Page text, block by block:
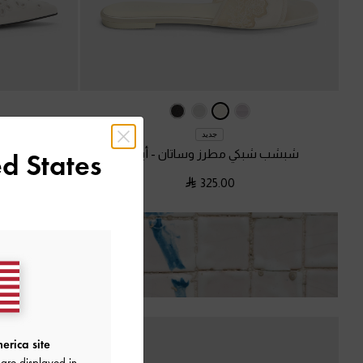
جديد
شبشب شبكي مطرز وساتان - أبيض
325.00
حذاء كعب
States
site